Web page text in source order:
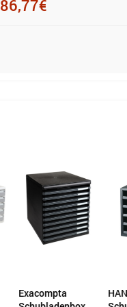
86,77€
Exacompta
HAN